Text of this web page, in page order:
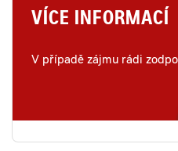
VÍCE INFORMACÍ
V případě zájmu rádi